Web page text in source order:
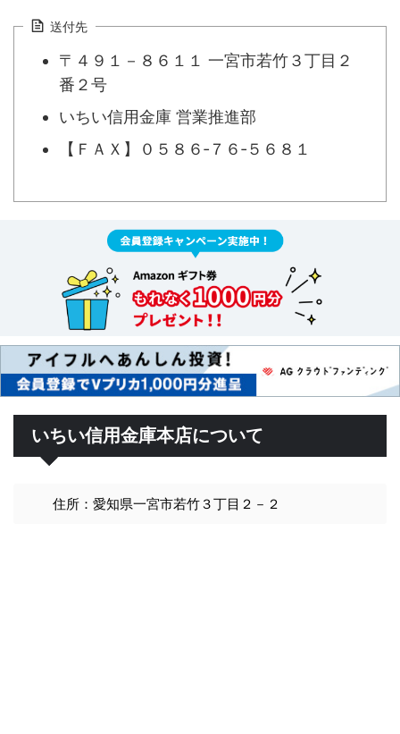
送付先
〒４９１－８６１１ 一宮市若竹３丁目２
番２号
いちい信用金庫 営業推進部
【ＦＡＸ】０５８６‐７６‐５６８１
いちい信用金庫本店について
住所：愛知県一宮市若竹３丁目２－２